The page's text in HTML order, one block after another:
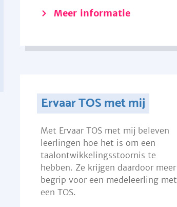
Meer informatie
Ervaar TOS met mij
Met Ervaar TOS met mij beleven
leerlingen hoe het is om een
taalontwikkelingsstoornis te
hebben. Ze krijgen daardoor meer
begrip voor een medeleerling met
een TOS.